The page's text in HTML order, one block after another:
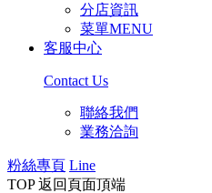
分店資訊
菜單MENU
客服中心
Contact Us
聯絡我們
業務洽詢
粉絲專頁 Line
TOP 返回頁面頂端